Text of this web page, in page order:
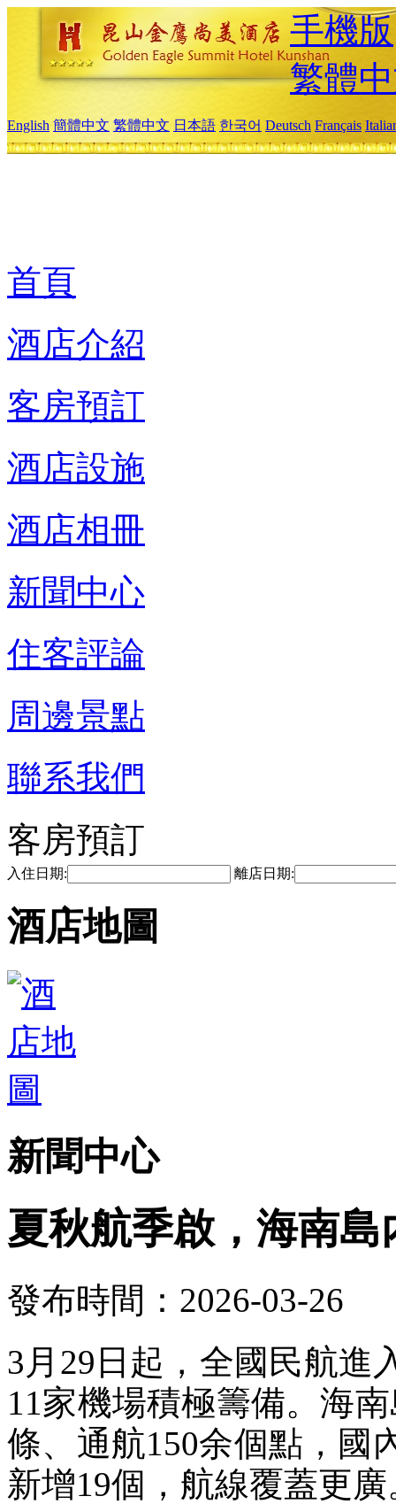
手機版
繁體
English 簡體中文 繁體中文 日本語 한국어 Deutsch Français
首頁
酒店介紹
客房預訂
酒店設施
酒店相冊
新聞中心
住客評論
周邊景點
聯系我們
客房預訂
入住日期: 離店日期:
酒店地圖
新聞中心
夏秋航季啟，海南
發布時間：2026-03-26
3月29日起，全國民航進
11家機場積極籌備。海
條、通航150余個點，國
新增19個，航線覆蓋更廣